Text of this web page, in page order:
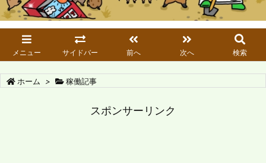
メニュー サイドバー 前へ 次へ 検索
ホーム > 稼働記事
スポンサーリンク